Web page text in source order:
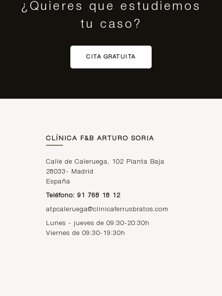
¿Quieres que estudiemos
tu caso?
CITA GRATUITA
CLÍNICA F&B ARTURO SORIA
Calle de Caleruega, 102 Planta Baja
28033-
Madrid
España
Teléfono: 91 768 18 12
atpcaleruega@clinicaferrusbratos.com
Lunes - jueves de 09:30-20:30h
Viernes de 09:30-19:30h